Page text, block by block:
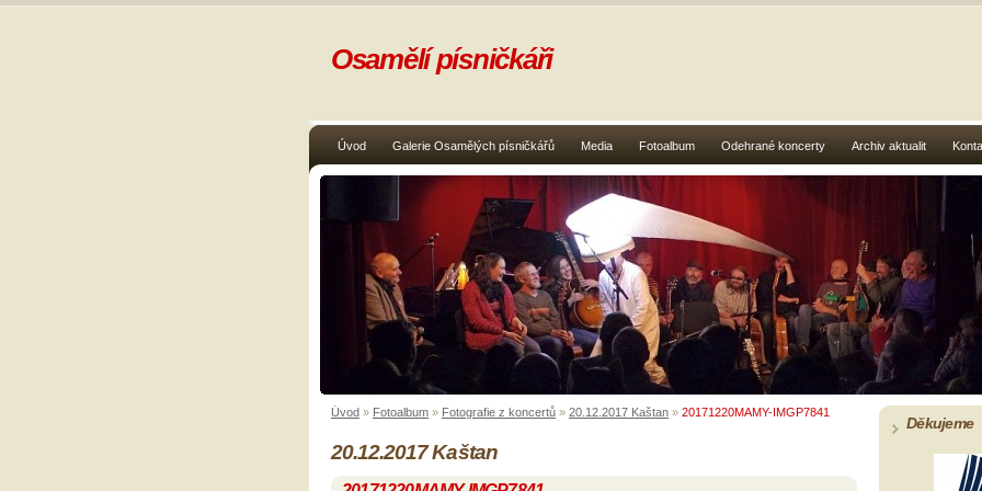
Úvod Galerie Osamělých písničkářů Media Fotoalbum Odehrané koncerty Archiv aktualit
Osamělí písničkáři
Úvod » Fotoalbum » Fotografie z koncertů » 20.12.2017 Kaštan » 20171220MAMY-IMGP7841
20.12.2017 Kaštan
Děkujeme